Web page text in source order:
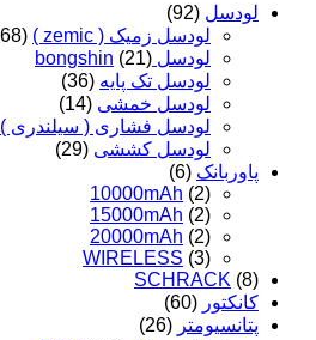
لودسل (92)
لودسل زمیک ( zemic )
(68)
لودسل bongshin (21)
لودسل تک پایه (36)
لودسل خمشی (14)
لودسل فشاری ( سیلندری )
لودسل کششی (29)
پاوربانک (6)
10000mAh (2)
15000mAh (2)
20000mAh (2)
WIRELESS (3)
SCHRACK (8)
کانکتور (60)
پتانسیومتر (26)